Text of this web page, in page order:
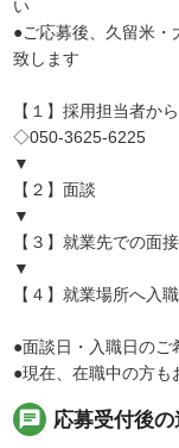
い
●ご応募後、久留米
致します
【１】採用担当者か
◇050-3625-6225
▼
【２】面談
▼
【３】就業先での面接
▼
【４】就業場所へ入職
●面談日・入職日の
●現在、在職中の方も
chat 応募受付後